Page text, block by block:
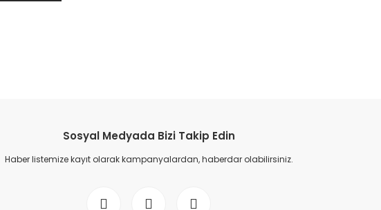
Sosyal Medyada Bizi Takip Edin
Haber listemize kayıt olarak kampanyalardan, haberdar olabilirsiniz.